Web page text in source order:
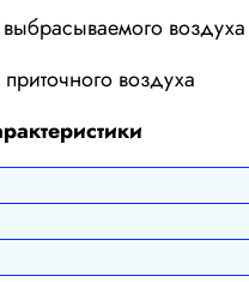
выбрасываемого воздуха
приточного воздуха